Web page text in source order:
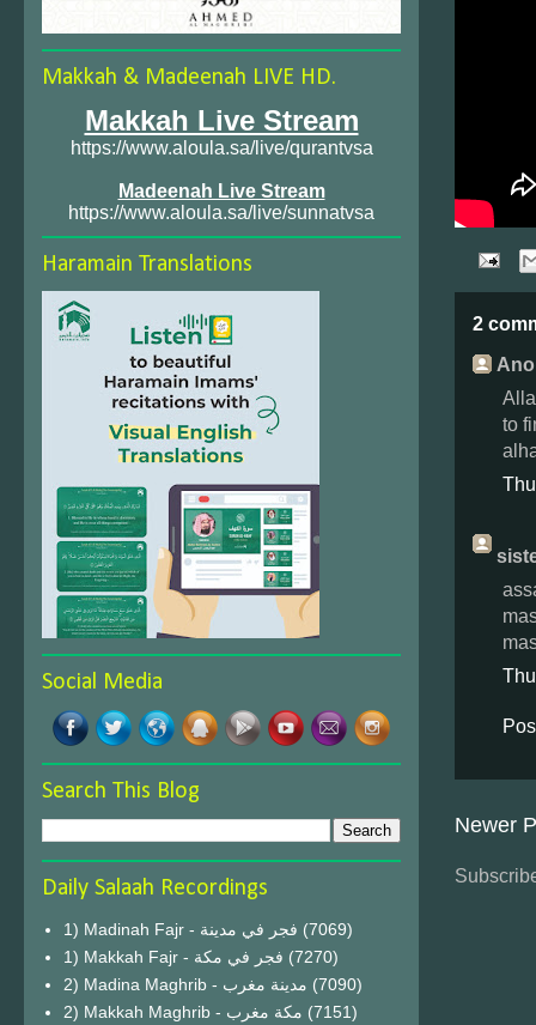
2
to
Newer
Makkah & Madeenah LIVE HD.
Makkah Live Stream
https://www.aloula.sa/live/qurantvsa
Madeenah Live Stream
https://www.aloula.sa/live/sunnatvsa
Haramain Translations
Social Media
Search This Blog
Daily Salaah Recordings
1) Madinah Fajr - فجر في مدينة (7069)
1) Makkah Fajr - فجر في مكة (7270)
2) Madina Maghrib - مدينة مغرب (7090)
2) Makkah Maghrib - مكة مغرب (7151)